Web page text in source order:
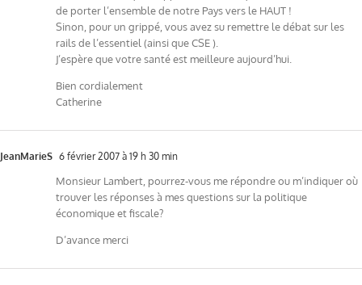
de porter l’ensemble de notre Pays vers le HAUT !
Sinon, pour un grippé, vous avez su remettre le débat sur les
rails de l’essentiel (ainsi que CSE ).
J’espère que votre santé est meilleure aujourd’hui.
Bien cordialement
Catherine
JeanMarieS 6 février 2007 à 19 h 30 min
Monsieur Lambert, pourrez-vous me répondre ou m’indiquer où
trouver les réponses à mes questions sur la politique
économique et fiscale?
D’avance merci